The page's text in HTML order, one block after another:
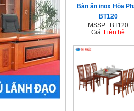
Bàn ăn inox Hòa
BT120
MSSP : BT120
Giá: Liên hệ